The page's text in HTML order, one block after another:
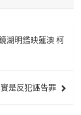
湖明鑑映蓮澳 柯
是反犯誣告罪